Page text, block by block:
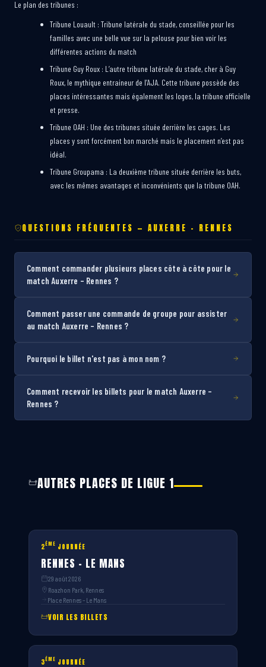
Le plan des tribunes :
Tribune Louault : Tribune latérale du stade, conseillée pour les
familles avec une belle vue sur la pelouse pour bien voir les
différentes actions du match
Tribune Guy Roux : L’autre tribune latérale du stade, cher à Guy
Roux, le mythique entraineur de l’AJA. Cette tribune possède des
places intéressantes mais également les loges, la tribune officielle
et presse.
Tribune OAH : Une des tribunes située derrière les cages. Les
places y sont forcément bon marché mais le placement n’est pas
idéal.
Tribune Groupama : La deuxième tribune située derrière les buts,
avec les mêmes avantages et inconvénients que la tribune OAH.
QUESTIONS FRÉQUENTES — AUXERRE – RENNES
Comment commander plusieurs places côte à côte pour le
match Auxerre – Rennes ?
Comment passer une commande de groupe pour assister
au match Auxerre – Rennes ?
Pourquoi le billet n'est pas à mon nom ?
Comment recevoir les billets pour le match Auxerre –
Rennes ?
AUTRES PLACES DE LIGUE 1
2ÈME JOURNÉE
RENNES – LE MANS
29 août 2026
Roazhon Park, Rennes
Place Rennes – Le Mans
VOIR LES BILLETS
3ÈME JOURNÉE